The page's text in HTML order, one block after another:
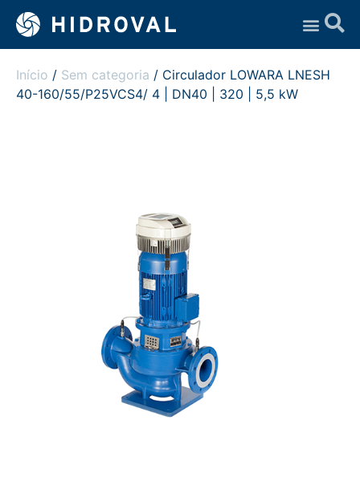
Início / Sem categoria / Circulador LOWARA LNESH
40-160/55/P25VCS4/ 4 | DN40 | 320 | 5,5 kW